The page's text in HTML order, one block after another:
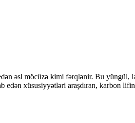
əsl möcüzə kimi fərqlənir. Bu yüngül,
xüsusiyyətləri araşdıran, karbon